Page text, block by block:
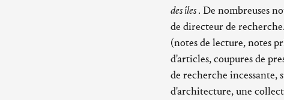
des îles. De nombreuses
de directeur de
(notes de lecture, notes
d'articles, coupures de
de recherche incessante,
d'architecture, une